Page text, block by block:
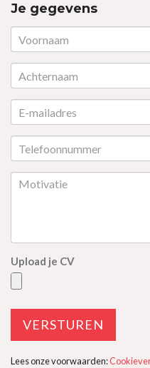
Je gegevens
Upload je CV
VERSTUREN
Lees onze voorwaarden: